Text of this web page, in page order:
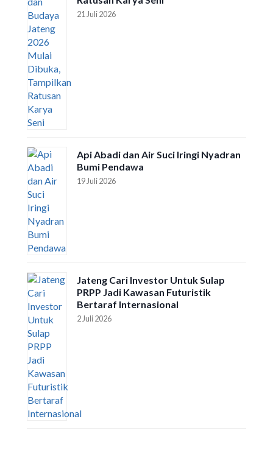
21 Juli 2026
Api Abadi dan Air Suci Iringi Nyadran
Bumi Pendawa
19 Juli 2026
Jateng Cari Investor Untuk Sulap
PRPP Jadi Kawasan Futuristik
Bertaraf Internasional
2 Juli 2026